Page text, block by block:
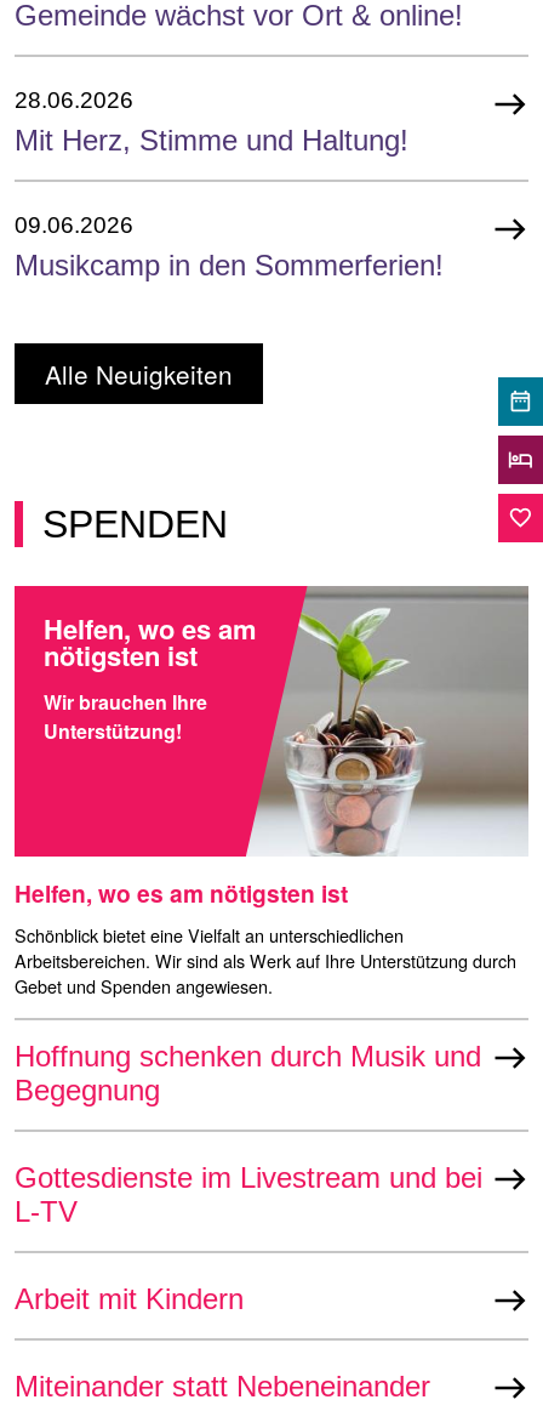
Gemeinde wächst vor Ort & online!
28.06.2026 east
Mit Herz, Stimme und Haltung!
09.06.2026 east
Musikcamp in den Sommerferien!
Alle Neuigkeiten
SPENDEN
Helfen, wo es am
nötigsten ist
Wir brauchen Ihre
Unterstützung!
Helfen, wo es am nötigsten ist
Schönblick bietet eine Vielfalt an unterschiedlichen
Arbeitsbereichen. Wir sind als Werk auf Ihre Unterstützung durch
Gebet und Spenden angewiesen.
Hoffnung schenken durch Musik und
Begegnung
east
Gottesdienste im Livestream und bei
L-TV
east
Arbeit mit Kindern east
Miteinander statt Nebeneinander east
date_range
hotel
favorite_border